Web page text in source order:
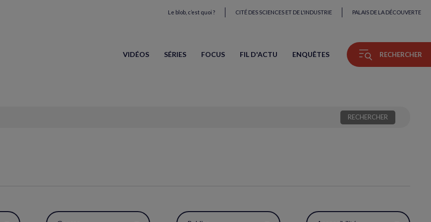
Le blob, c’est quoi ? CITÉ DES SCIENCES ET DE L'INDUSTRIE PALAIS DE LA DÉCOUVERTE
VIDÉOS SÉRIES FOCUS FIL D'ACTU ENQUÊTES RECHERCHER